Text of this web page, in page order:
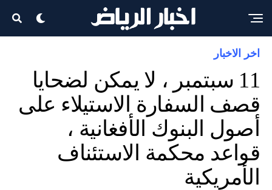
اخر الاخبار
11 سبتمبر ، لا يمكن لضحايا
قصف السفارة الاستيلاء على
أصول البنوك الأفغانية ،
قواعد محكمة الاستئناف
الأمريكية